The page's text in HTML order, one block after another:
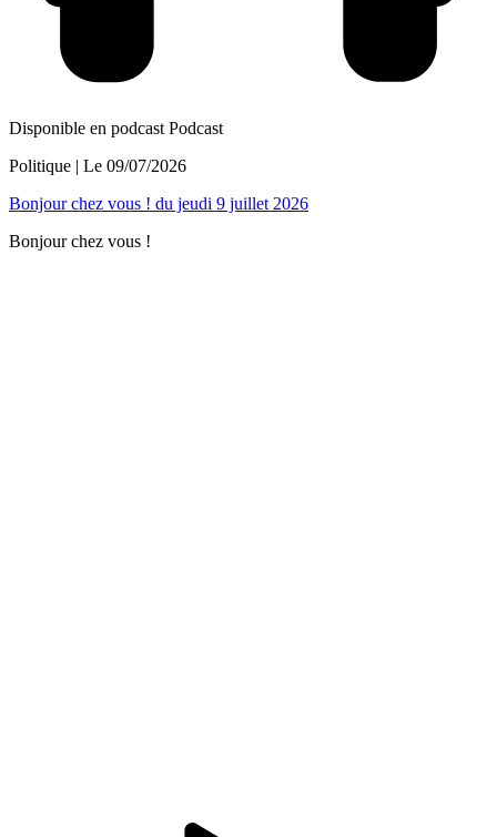
Disponible en podcast Podcast
Politique | Le 09/07/2026
Bonjour chez vous ! du jeudi 9 juillet 2026
Bonjour chez vous !